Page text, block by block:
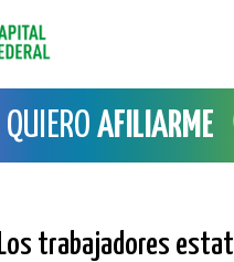
QUIERO AFILIARME
Los trabajadores